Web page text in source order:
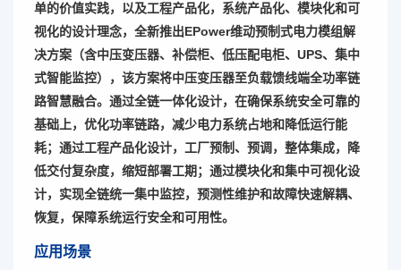
单的价值实践，以及工程产品化，系统产品化、模块化和可
视化的设计理念，全新推出EPower维动预制式电力模组解
决方案（含中压变压器、补偿柜、低压配电柜、UPS、集中
式智能监控），该方案将中压变压器至负载馈线端全功率链
路智慧融合。通过全链一体化设计，在确保系统安全可靠的
基础上，优化功率链路，减少电力系统占地和降低运行能
耗；通过工程产品化设计，工厂预制、预调，整体集成，降
低交付复杂度，缩短部署工期；通过模块化和集中可视化设
计，实现全链统一集中监控，预测性维护和故障快速解耦、
恢复，保障系统运行安全和可用性。
应用场景